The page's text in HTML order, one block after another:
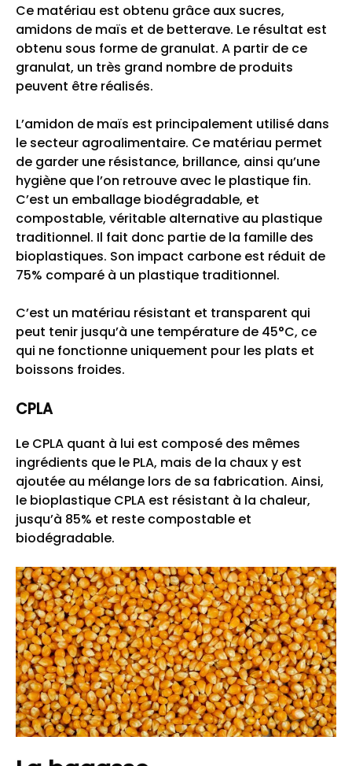
Ce matériau est obtenu grâce aux sucres,
amidons de maïs et de betterave. Le résultat est
obtenu sous forme de granulat. A partir de ce
granulat, un très grand nombre de produits
peuvent être réalisés.
L’amidon de maïs est principalement utilisé dans
le secteur agroalimentaire. Ce matériau permet
de garder une résistance, brillance, ainsi qu’une
hygiène que l’on retrouve avec le plastique fin.
C’est un emballage biodégradable, et
compostable, véritable alternative au plastique
traditionnel. Il fait donc partie de la famille des
bioplastiques. Son impact carbone est réduit de
75% comparé à un plastique traditionnel.
C’est un matériau résistant et transparent qui
peut tenir jusqu’à une température de 45°C, ce
qui ne fonctionne uniquement pour les plats et
boissons froides.
CPLA
Le CPLA quant à lui est composé des mêmes
ingrédients que le PLA, mais de la chaux y est
ajoutée au mélange lors de sa fabrication. Ainsi,
le bioplastique CPLA est résistant à la chaleur,
jusqu’à 85% et reste compostable et
biodégradable.